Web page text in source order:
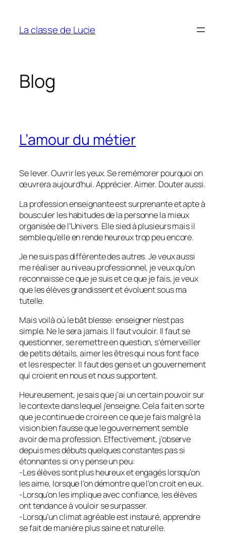
contenu
La classe de Lucie
Blog
L’amour du métier
Se lever. Ouvrir les yeux. Se remémorer pourquoi on
œuvrera aujourd’hui. Apprécier. Aimer. Douter aussi.
La profession enseignante est surprenante et apte à
bousculer les habitudes de la personne la mieux
organisée de l’Univers. Elle sied à plusieurs mais il
semble qu’elle en rende heureux trop peu encore.
Je ne suis pas différente des autres. Je veux aussi
me réaliser au niveau professionnel, je veux qu’on
reconnaisse ce que je suis et ce que je fais, je veux
que les élèves grandissent et évoluent sous ma
tutelle.
Mais voilà où le bât blesse: enseigner n’est pas
simple. Ne le sera jamais. Il faut vouloir. Il faut se
questionner, se remettre en question, s’émerveiller
de petits détails, aimer les êtres qui nous font face
et les respecter. Il faut des gens et un gouvernement
qui croient en nous et nous supportent.
Heureusement, je sais que j’ai un certain pouvoir sur
le contexte dans lequel j’enseigne. Cela fait en sorte
que je continue de croire en ce que je fais malgré la
vision bien fausse que le gouvernement semble
avoir de ma profession. Effectivement, j’observe
depuis mes débuts quelques constantes pas si
étonnantes si on y pense un peu:
-Les élèves sont plus heureux et engagés lorsqu’on
les aime, lorsque l’on démontre que l’on croit en eux.
-Lorsqu’on les implique avec confiance, les élèves
ont tendance à vouloir se surpasser.
-Lorsqu’un climat agréable est instauré, apprendre
se fait de manière plus saine et naturelle.